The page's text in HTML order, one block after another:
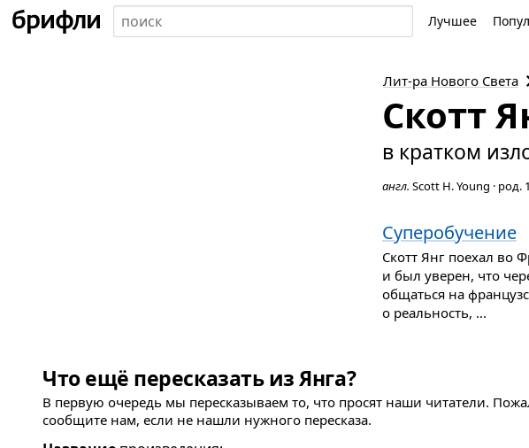
Лучшее
Лит-ра Нового Света
Скотт
в кратком
англ. Scott H. Young · род.
Суперобучение
Скотт Янг поехал во
и был уверен, что
общаться на
о реальность, ...
Что ещё пересказать из Янга?
В первую очередь мы пересказываем то, что просят наши читатели.
сообщите нам, если не нашли нужного пересказа.